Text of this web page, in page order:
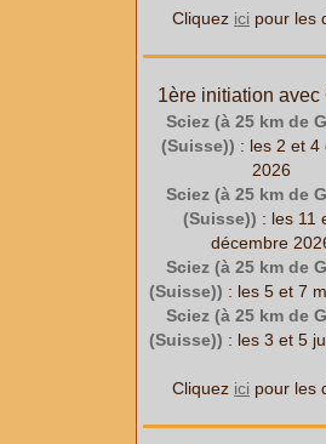
Cliquez ici pour les
1ère initiation avec
Sciez (à 25 km de
(Suisse)) : les 2 et 4
2026
Sciez (à 25 km de
(Suisse)) : les 11
décembre
Sciez (à 25 km de
(Suisse)) : les 5 et 7
Sciez (à 25 km de
(Suisse)) : les 3 et 5
Cliquez ici pour les